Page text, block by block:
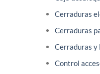
Cerraduras
Cerraduras
Cerraduras y
Control